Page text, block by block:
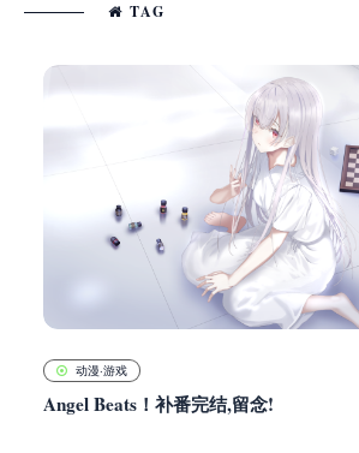
TAG
动漫·游戏
Angel Beats！补番完结,留念!